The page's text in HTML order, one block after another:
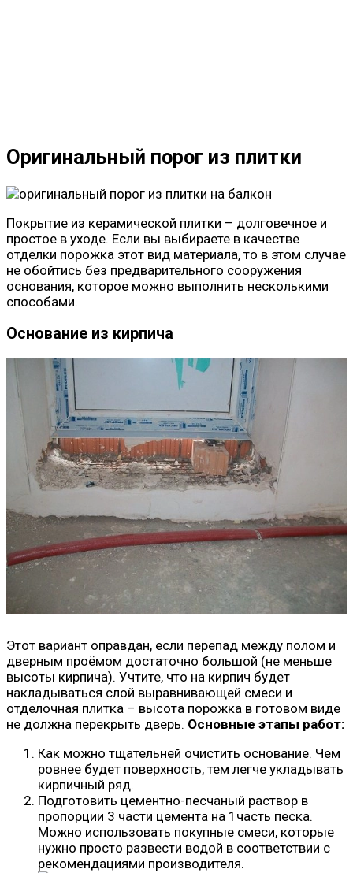
Оригинальный порог из плитки
Покрытие из керамической плитки – долговечное и
простое в уходе. Если вы выбираете в качестве
отделки порожка этот вид материала, то в этом случае
не обойтись без предварительного сооружения
основания, которое можно выполнить несколькими
способами.
Основание из кирпича
Этот вариант оправдан, если перепад между полом и
дверным проёмом достаточно большой (не меньше
высоты кирпича). Учтите, что на кирпич будет
накладываться слой выравнивающей смеси и
отделочная плитка – высота порожка в готовом виде
не должна перекрыть дверь. Основные этапы работ:
Как можно тщательней очистить основание. Чем
ровнее будет поверхность, тем легче укладывать
кирпичный ряд.
Подготовить цементно-песчаный раствор в
пропорции 3 части цемента на 1часть песка.
Можно использовать покупные смеси, которые
нужно просто развести водой в соответствии с
рекомендациями производителя.